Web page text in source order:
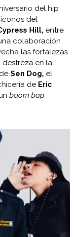
del hip
del
Hill, entre
colaboración
las fortalezas
en la
Sen Dog, el
de Eric
boom bap